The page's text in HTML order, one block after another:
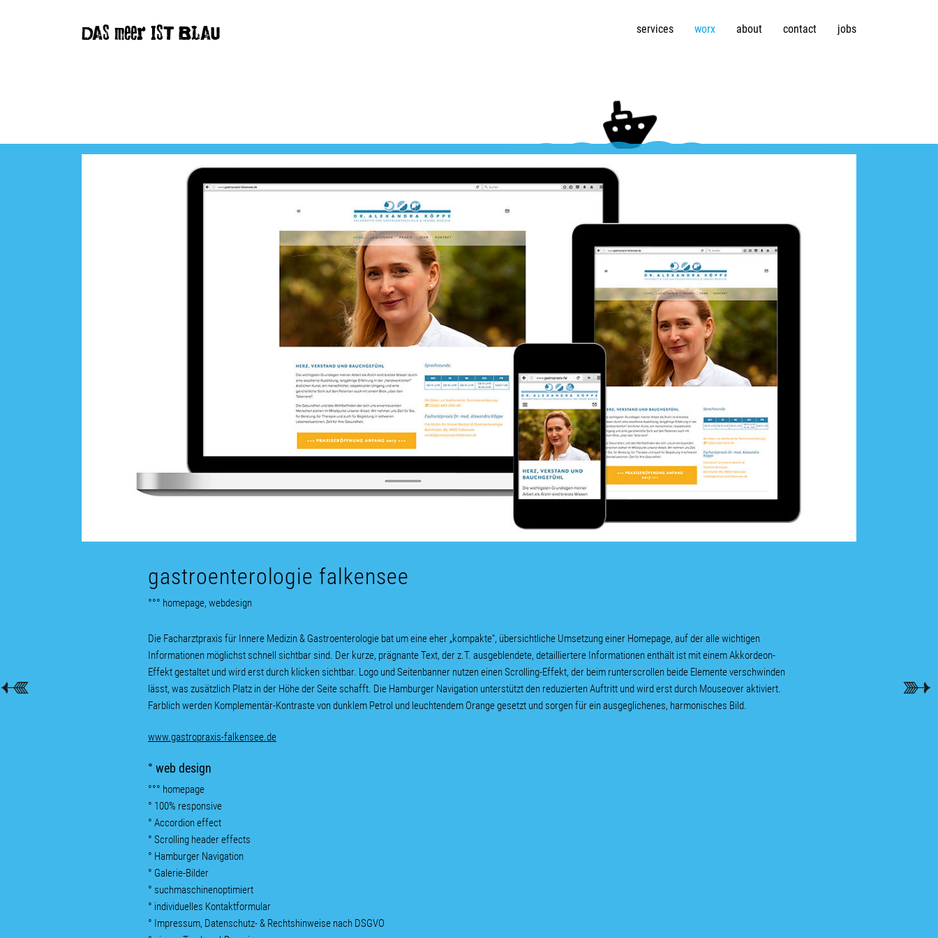
DAS meer IST BLAU services worx about contact jobs
gastroenterologie falkensee
°°° homepage, webdesign
Die Facharztpraxis für Innere Medizin & Gastroenterologie bat um eine eher „kompakte“, übersichtliche Umsetzung einer Homepage, auf der alle wichtigen
Informationen möglichst schnell sichtbar sind. Der kurze, prägnante Text, der z.T. ausgeblendete, detailliertere Informationen enthält ist mit einem Akkordeon-
Effekt gestaltet und wird erst durch klicken sichtbar. Logo und Seitenbanner nutzen einen Scrolling-Effekt, der beim runterscrollen beide Elemente verschwinden
lässt, was zusätzlich Platz in der Höhe der Seite schafft. Die Hamburger Navigation unterstützt den reduzierten Auftritt und wird erst durch Mouseover aktiviert.
Farblich werden Komplementär-Kontraste von dunklem Petrol und leuchtendem Orange gesetzt und sorgen für ein ausgeglichenes, harmonisches Bild.
www.gastropraxis-falkensee.de
° web design
°°° homepage
° 100% responsive
° Accordion effect
° Scrolling header effects
° Hamburger Navigation
° Galerie-Bilder
° suchmaschinenoptimiert
° individuelles Kontaktformular
° Impressum, Datenschutz- & Rechtshinweise nach DSGVO